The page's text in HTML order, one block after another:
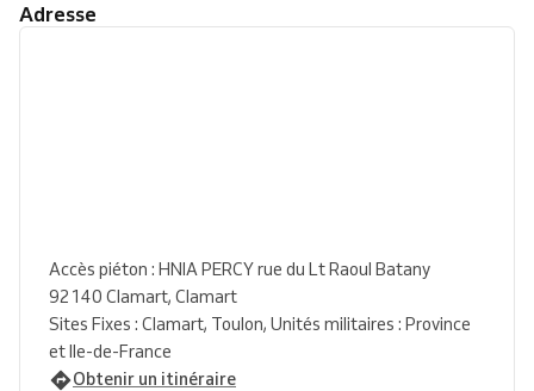
Adresse
Accès piéton : HNIA PERCY rue du Lt Raoul Batany
92140 Clamart, Clamart
Sites Fixes : Clamart, Toulon, Unités militaires : Province
et Ile-de-France
Obtenir un itinéraire